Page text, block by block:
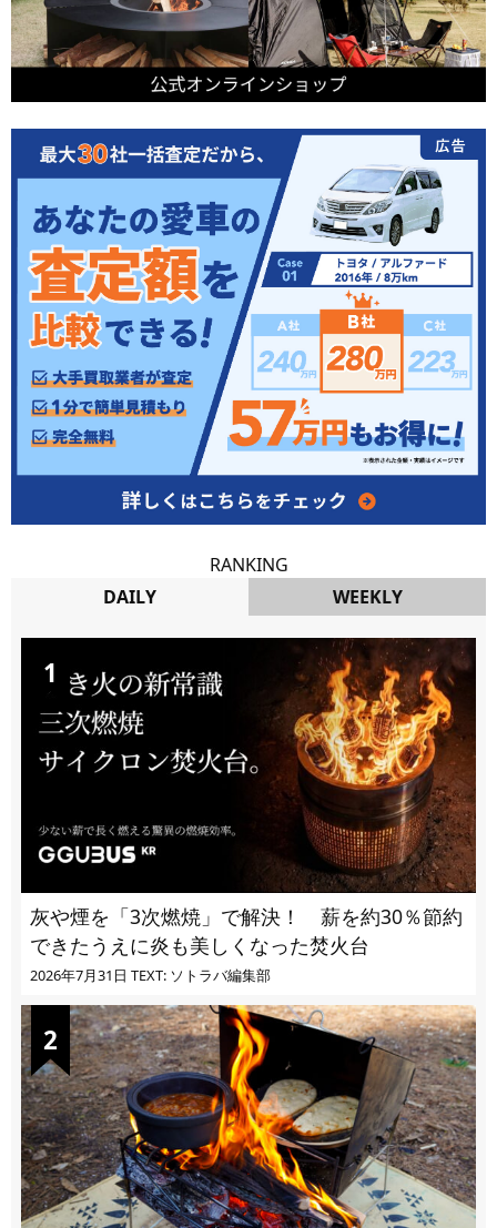
RANKING
DAILY
WEEKLY
灰や煙を「3次燃焼」で解決！ 薪を約30％節約
できたうえに炎も美しくなった焚火台
2026年7月31日 TEXT: ソトラバ編集部